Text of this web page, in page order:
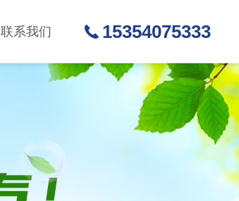
联系我们 15354075333